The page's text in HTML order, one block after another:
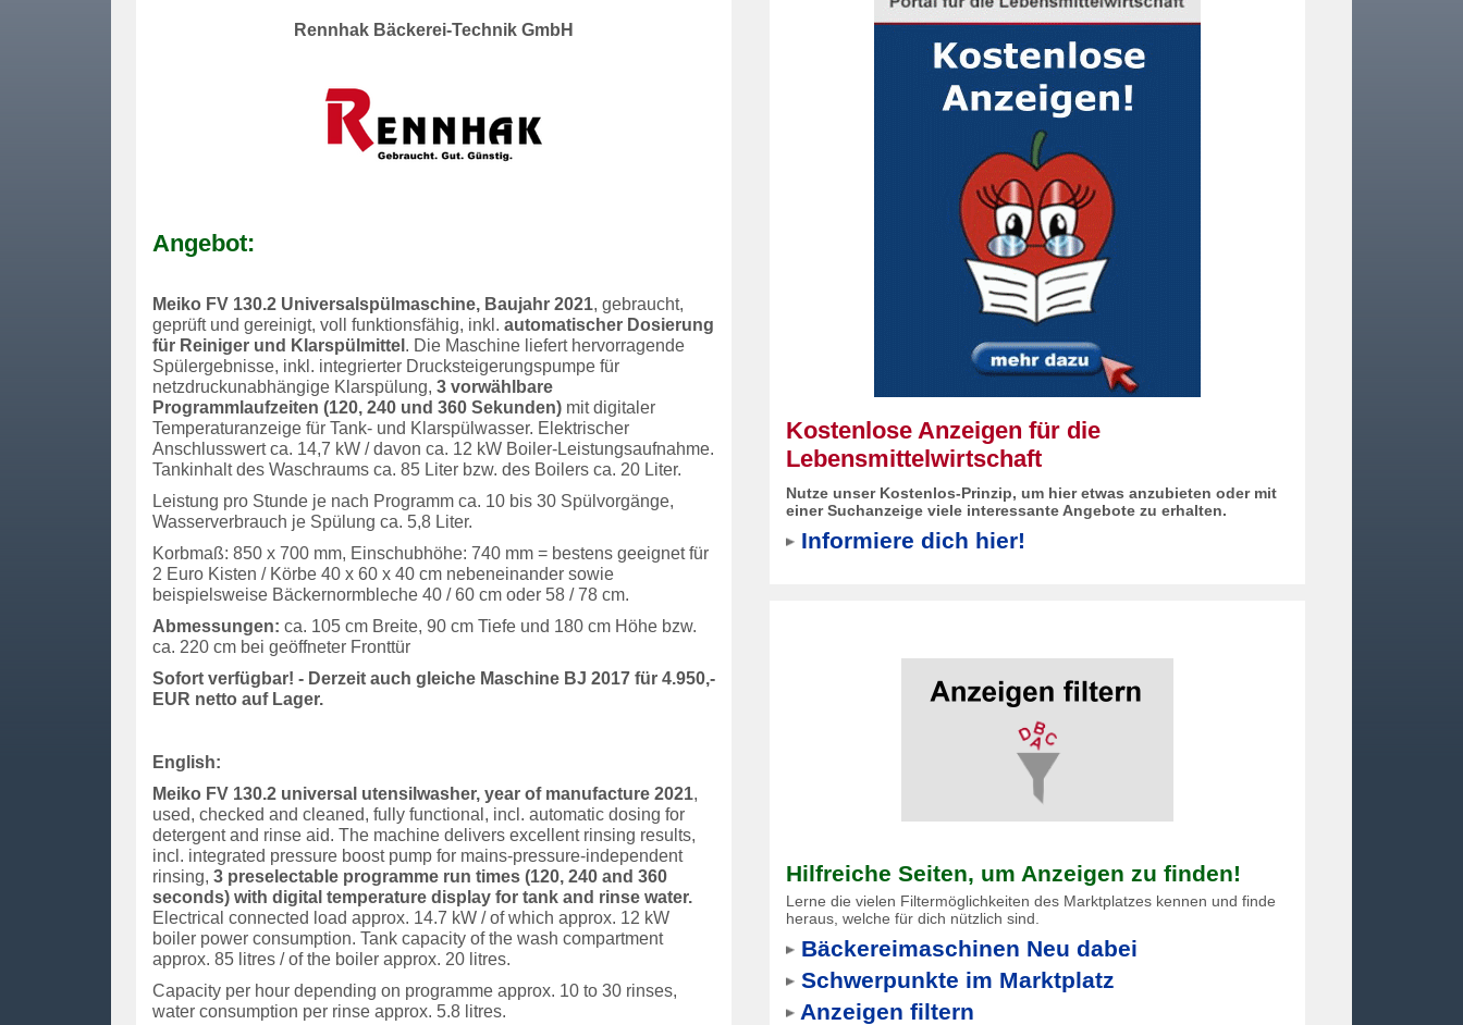
Rennhak Bäckerei-Technik GmbH
Angebot:
Meiko FV 130.2 Universalspülmaschine, Baujahr 2021, gebraucht,
geprüft und gereinigt, voll funktionsfähig, inkl. automatischer Dosierung
für Reiniger und Klarspülmittel . Die Maschine liefert hervorragende
Spülergebnisse, inkl. integrierter Drucksteigerungspumpe für
netzdruckunabhängige Klarspülung, 3 vorwählbare
Programmlaufzeiten (120, 240 und 360 Sekunden)mit digitaler
Temperaturanzeige für Tank- und Klarspülwasser. Elektrischer
Anschlusswert ca. 14,7 kW / davon ca. 12 kW Boiler-Leistungsaufnahme.
Tankinhalt des Waschraums ca. 85 Liter bzw. des Boilers ca. 20 Liter.
Leistung pro Stunde je nach Programm ca. 10 bis 30 Spülvorgänge,
Wasserverbrauch je Spülung ca. 5,8 Liter.
Korbmaß: 850 x 700 mm, Einschubhöhe: 740 mm = bestens geeignet für
2 Euro Kisten / Körbe 40 x 60 x 40 cm nebeneinander sowie
beispielsweise Bäckernormbleche 40 / 60 cm oder 58 / 78 cm.
Abmessungen: ca. 105 cm Breite, 90 cm Tiefe und 180 cm Höhe bzw.
ca. 220 cm bei geöffneter Fronttür
Sofort verfügbar! - Derzeit auch gleiche Maschine BJ 2017 für 4.950,-
EUR netto auf Lager.
English:
Meiko FV 130.2 universal utensilwasher, year of manufacture 2021,
used, checked and cleaned, fully functional, incl. automatic dosing for
detergent and rinse aid. The machine delivers excellent rinsing results,
incl. integrated pressure boost pump for mains-pressure-independent
rinsing, 3 preselectable programme run times (120, 240 and 360
seconds) with digital temperature display for tank and rinse water.
Electrical connected load approx. 14.7 kW / of which approx. 12 kW
boiler power consumption. Tank capacity of the wash compartment
approx. 85 litres / of the boiler approx. 20 litres.
Capacity per hour depending on programme approx. 10 to 30 rinses,
water consumption per rinse approx. 5.8 litres.
Kostenlose Anzeigen für die
Lebensmittelwirtschaft
Nutze unser Kostenlos-Prinzip, um hier etwas anzubieten oder mit
einer Suchanzeige viele interessante Angebote zu erhalten.
Informiere dich hier!
Hilfreiche Seiten, um Anzeigen zu finden!
Lerne die vielen Filtermöglichkeiten des Marktplatzes kennen und finde
heraus, welche für dich nützlich sind.
Bäckereimaschinen Neu dabei
Schwerpunkte im Marktplatz
Anzeigen filtern